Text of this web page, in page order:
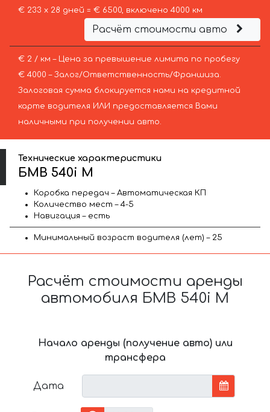
€ 233 х 28 дней = € 6500, включено 4000 км
Расчёт стоимости авто
€ 2 / км – Цена за превышение лимита по пробегу
€ 4000 – Залог/Ответственность/Франшиза.
Залоговая сумма блокируется нами на кредитной
карте водителя ИЛИ предоставляется Вами
наличными при получении авто.
Технические характеристики
БМВ 540i M
Коробка передач – Автоматическая КП
Количество мест – 4-5
Навигация – есть
Минимальный возраст водителя (лет) – 25
Расчёт стоимости аренды
автомобиля БМВ 540i M
Начало аренды (получение авто) или
трансфера
Дата